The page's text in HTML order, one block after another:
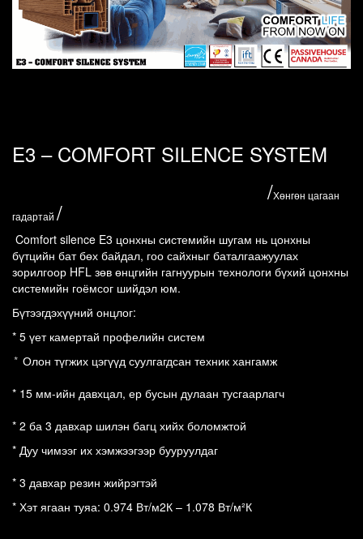
E3 – COMFORT SILENCE SYSTEM
/Хөнгөн цагаан
гадартай /
Comfort silence E3 цонхны системийн шугам нь цонхны
бүтцийн бат бөх байдал, гоо сайхныг баталгаажуулах
зорилгоор HFL зөв өнцгийн гагнуурын технологи бүхий цонхны
системийн гоёмсог шийдэл юм.
Бүтээгдэхүүний онцлог:
* 5 үет камертай профелийн систем
* Олон түгжих цэгүүд суулгагдсан техник хангамж
* 15 мм-ийн давхцал, ер бусын дулаан тусгаарлагч
* 2 ба 3 давхар шилэн багц хийх боломжтой
* Дуу чимээг их хэмжээгээр бууруулдаг
* 3 давхар резин жийрэгтэй
* Хэт ягаан туяа: 0.974 Вт/м2К – 1.078 Вт/м²К